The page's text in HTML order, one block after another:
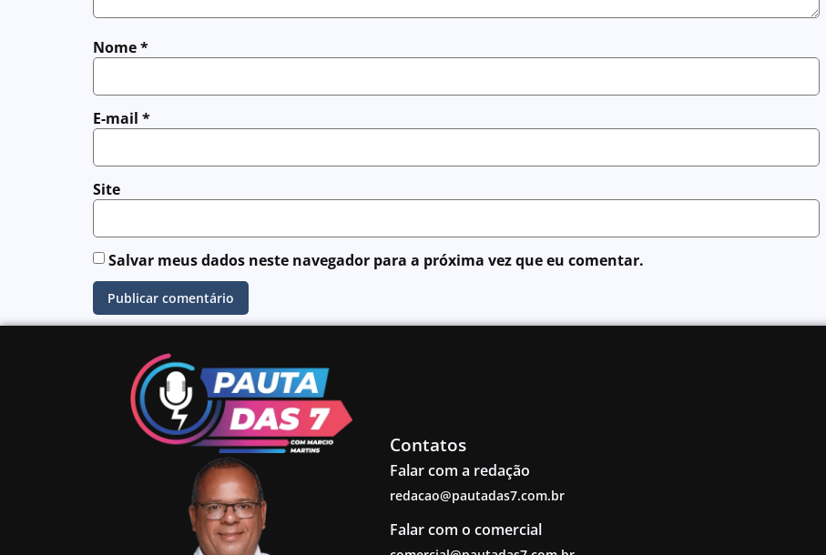
Nome*
E-mail *
Site
Salvar meus dados neste navegador para a próxima vez que eu comentar.
Contatos
Falar com a redação
redacao@pautadas7.com.br
Falar com o comercial